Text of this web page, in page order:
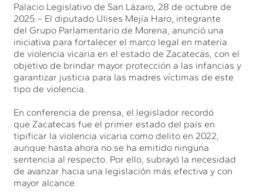
Palacio Legislativo de San Lázaro, 28 de octubre de
2025.– El diputado Ulises Mejía Haro, integrante
del Grupo Parlamentario de Morena, anunció una
iniciativa para fortalecer el marco legal en materia
de violencia vicaria en el estado de Zacatecas, con el
objetivo de brindar mayor protección a las infancias y
garantizar justicia para las madres víctimas de este
tipo de violencia.
En conferencia de prensa, el legislador recordó
que Zacatecas fue el primer estado del país en
tipificar la violencia vicaria como delito en 2022,
aunque hasta ahora no se ha emitido ninguna
sentencia al respecto. Por ello, subrayó la necesidad
de avanzar hacia una legislación más efectiva y con
mayor alcance.